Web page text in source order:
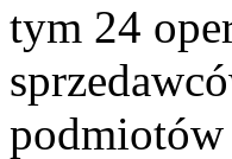
tym 24
podmiotów